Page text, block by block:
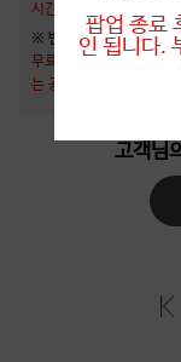
시간은 괌 공항
도착 시
※ 반납시간 유의사항 :
무료 드랍 서비스를 제
는 공항 반납만 가능
고객님
팝업 종료
인 됩니다.